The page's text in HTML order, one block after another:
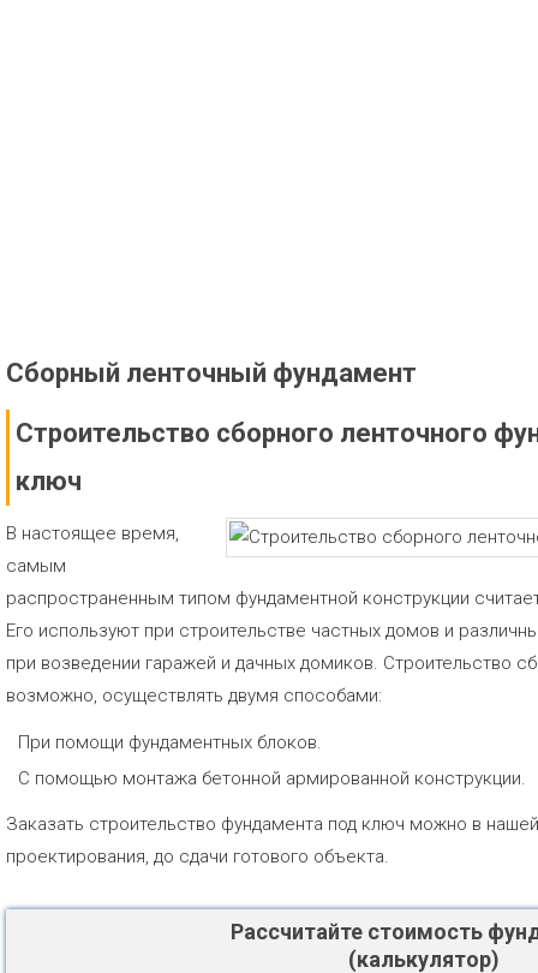
Сборный ленточный фундамент
Строительство сборного ленточного
ключ
В настоящее время,
самым
распространенным типом фундаментной конструкции
Его используют при строительстве частных домов и
при возведении гаражей и дачных домиков. Строительство
возможно, осуществлять двумя способами:
При помощи фундаментных блоков.
С помощью монтажа бетонной армированной конструкции.
Заказать строительство фундамента под ключ можно в
проектирования, до сдачи готового объекта.
Рассчитайте стоимость
(калькулятор)